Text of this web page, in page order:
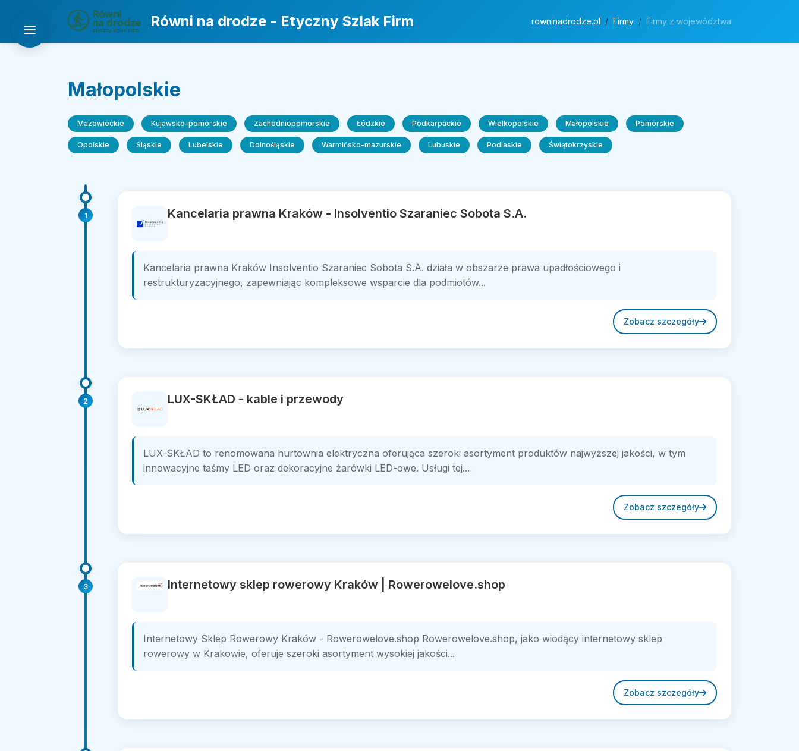
Równi na drodze - Etyczny Szlak Firm rowninadrodze.pl Firmy Firmy z województwa
Małopolskie
Mazowieckie Kujawsko-pomorskie Zachodniopomorskie Łódzkie Podkarpackie Wielkopolskie Małopolskie Pomorskie
Opolskie Śląskie Lubelskie Dolnośląskie Warmińsko-mazurskie Lubuskie Podlaskie Świętokrzyskie
1 Kancelaria prawna Kraków - Insolventio Szaraniec Sobota S.A.
Kancelaria prawna Kraków Insolventio Szaraniec Sobota S.A. działa w obszarze prawa upadłościowego i
restrukturyzacyjnego, zapewniając kompleksowe wsparcie dla podmiotów...
Zobacz szczegóły
2 LUX-SKŁAD - kable i przewody
LUX-SKŁAD to renomowana hurtownia elektryczna oferująca szeroki asortyment produktów najwyższej jakości, w tym
innowacyjne taśmy LED oraz dekoracyjne żarówki LED-owe. Usługi tej...
Zobacz szczegóły
3 Internetowy sklep rowerowy Kraków | Rowerowelove.shop
Internetowy Sklep Rowerowy Kraków - Rowerowelove.shop Rowerowelove.shop, jako wiodący internetowy sklep
rowerowy w Krakowie, oferuje szeroki asortyment wysokiej jakości...
Zobacz szczegóły